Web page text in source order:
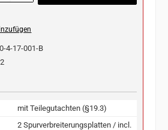
4-17-001-B
mit Teilegutachten (§19.3)
2 Spurverbreiterungsplatten / incl.